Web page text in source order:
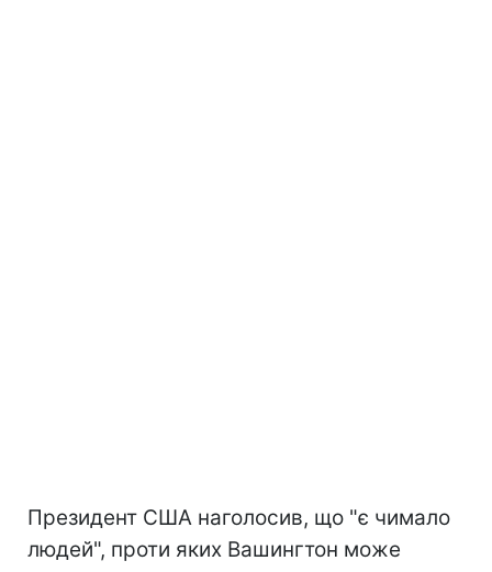
Президент США наголосив, що "є чимало
людей", проти яких Вашингтон може